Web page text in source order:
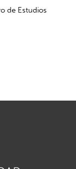
de Estudios